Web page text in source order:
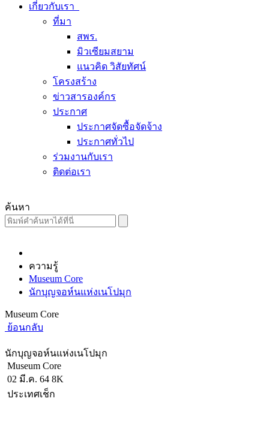
เกี่ยวกับเรา
ที่มา
สพร.
มิวเซียมสยาม
แนวคิด วิสัยทัศน์
โครงสร้าง
ข่าวสารองค์กร
ประกาศ
ประกาศจัดซื้อจัดจ้าง
ประกาศทั่วไป
ร่วมงานกับเรา
ติดต่อเรา
ค้นหา
ความรู้
Museum Core
นักบุญจอห์นแห่งเนโปมุก
Museum Core
ย้อนกลับ
นักบุญจอห์นแห่งเนโปมุก
Museum Core
02 มี.ค. 64 8K
ประเทศเช็ก